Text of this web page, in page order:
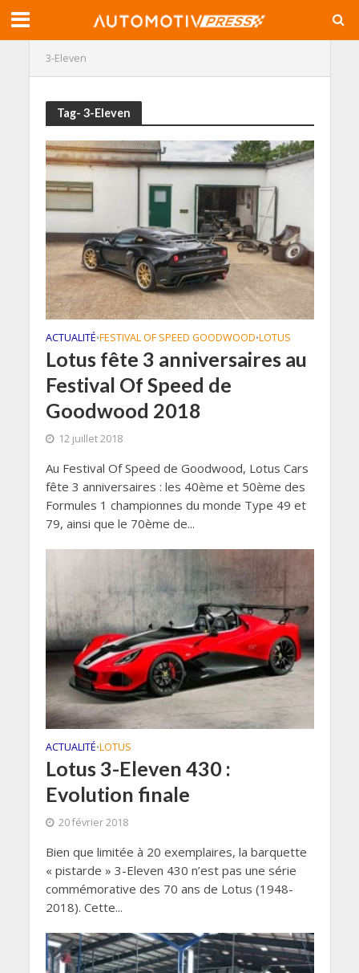
3-Eleven
Tag- 3-Eleven
ACTUALITÉ•FESTIVAL OF SPEED GOODWOOD•LOTUS
Lotus fête 3 anniversaires au
Festival Of Speed de
Goodwood 2018
12 juillet 2018
Au Festival Of Speed de Goodwood, Lotus Cars
fête 3 anniversaires : les 40ème et 50ème des
Formules 1 championnes du monde Type 49 et
79, ainsi que le 70ème de...
ACTUALITÉ•LOTUS
Lotus 3-Eleven 430 :
Evolution finale
20 février 2018
Bien que limitée à 20 exemplaires, la barquette
« pistarde » 3-Eleven 430 n’est pas une série
commémorative des 70 ans de Lotus (1948-
2018). Cette...